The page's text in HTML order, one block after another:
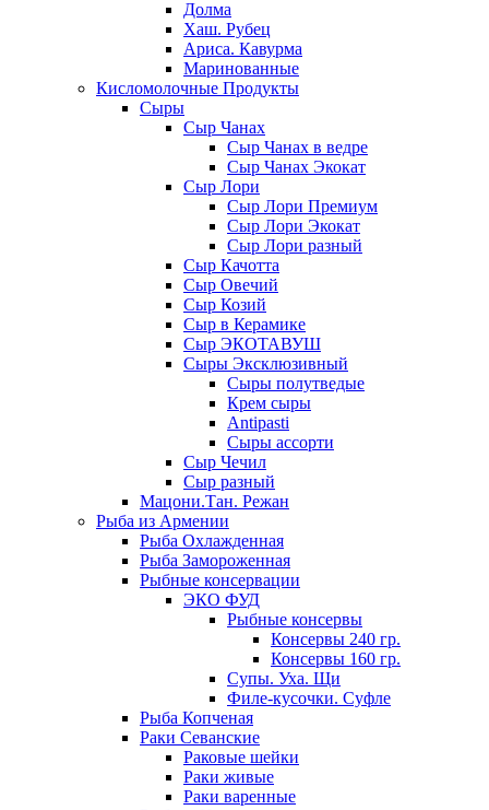
Долма
Хаш. Рубец
Ариса. Кавурма
Маринованные
Кисломолочные Продукты
Сыры
Сыр Чанах
Сыр Чанах в ведре
Сыр Чанах Экокат
Сыр Лори
Сыр Лори Премиум
Сыр Лори Экокат
Сыр Лори разный
Сыр Качотта
Сыр Овечий
Сыр Козий
Сыр в Керамике
Сыр ЭКОТАВУШ
Сыры Эксклюзивный
Сыры полутведые
Крем сыры
Antipasti
Сыры ассорти
Сыр Чечил
Сыр разный
Мацони.Тан. Режан
Рыба из Армении
Рыба Охлажденная
Рыба Замороженная
Рыбные консервации
ЭКО ФУД
Рыбные консервы
Консервы 240 гр.
Консервы 160 гр.
Супы. Уха. Щи
Филе-кусочки. Суфле
Рыба Копченая
Раки Севанские
Раковые шейки
Раки живые
Раки варенные